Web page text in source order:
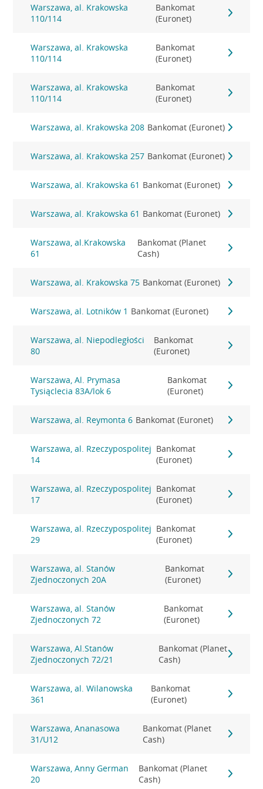
Warszawa, al. Krakowska
110/114
Bankomat
(Euronet)
Warszawa, al. Krakowska
110/114
Bankomat
(Euronet)
Warszawa, al. Krakowska
110/114
Bankomat
(Euronet)
Warszawa, al. Krakowska 208 Bankomat (Euronet)
Warszawa, al. Krakowska 257 Bankomat (Euronet)
Warszawa, al. Krakowska 61 Bankomat (Euronet)
Warszawa, al. Krakowska 61 Bankomat (Euronet)
Warszawa, al.Krakowska
61
Bankomat (Planet
Cash)
Warszawa, al. Krakowska 75 Bankomat (Euronet)
Warszawa, al. Lotników 1 Bankomat (Euronet)
Warszawa, al. Niepodległości
80
Bankomat
(Euronet)
Warszawa, Al. Prymasa
Tysiąclecia 83A/lok 6
Bankomat
(Euronet)
Warszawa, al. Reymonta 6 Bankomat (Euronet)
Warszawa, al. Rzeczypospolitej
14
Bankomat
(Euronet)
Warszawa, al. Rzeczypospolitej
17
Bankomat
(Euronet)
Warszawa, al. Rzeczypospolitej
29
Bankomat
(Euronet)
Warszawa, al. Stanów
Zjednoczonych 20A
Bankomat
(Euronet)
Warszawa, al. Stanów
Zjednoczonych 72
Bankomat
(Euronet)
Warszawa, Al.Stanów
Zjednoczonych 72/21
Bankomat (Planet
Cash)
Warszawa, al. Wilanowska
361
Bankomat
(Euronet)
Warszawa, Ananasowa
31/U12
Bankomat (Planet
Cash)
Warszawa, Anny German
20
Bankomat (Planet
Cash)